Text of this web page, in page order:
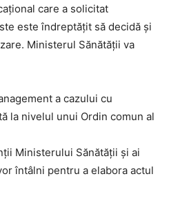
care a solicitat
este îndreptățit să decidă și
Ministerul Sănătății va
a cazului cu
la nivelul unui Ordin comun al
Ministerului Sănătății și ai
întâlni pentru a elabora actul